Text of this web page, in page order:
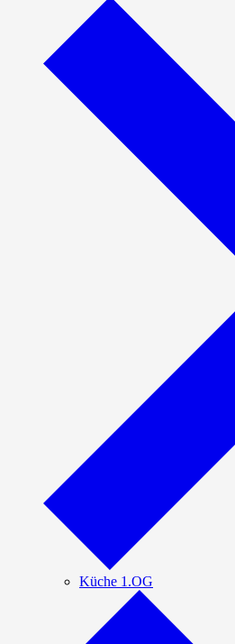
Küche 1.OG